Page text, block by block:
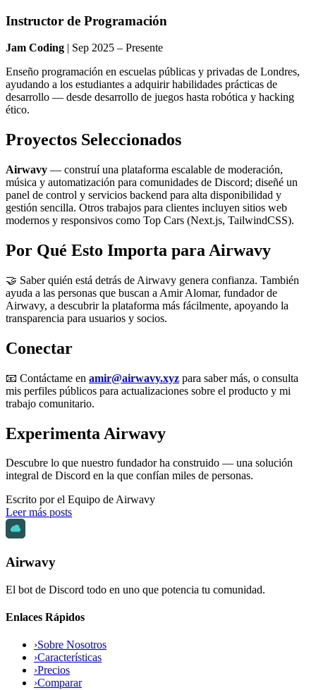
Instructor de Programación
Jam Coding | Sep 2025 – Presente
Enseño programación en escuelas públicas y privadas de Londres,
ayudando a los estudiantes a adquirir habilidades prácticas de
desarrollo — desde desarrollo de juegos hasta robótica y hacking
ético.
Proyectos Seleccionados
Airwavy — construí una plataforma escalable de moderación,
música y automatización para comunidades de Discord; diseñé un
panel de control y servicios backend para alta disponibilidad y
gestión sencilla. Otros trabajos para clientes incluyen sitios web
modernos y responsivos como Top Cars (Next.js, TailwindCSS).
Por Qué Esto Importa para Airwavy
🤝 Saber quién está detrás de Airwavy genera confianza. También
ayuda a las personas que buscan a Amir Alomar, fundador de
Airwavy, a descubrir la plataforma más fácilmente, apoyando la
transparencia para usuarios y socios.
Conectar
📧 Contáctame en amir@airwavy.xyz para saber más, o consulta
mis perfiles públicos para actualizaciones sobre el producto y mi
trabajo comunitario.
Experimenta Airwavy
Descubre lo que nuestro fundador ha construido — una solución
integral de Discord en la que confían miles de personas.
Escrito por el Equipo de Airwavy
Leer más posts
Airwavy
El bot de Discord todo en uno que potencia tu comunidad.
Enlaces Rápidos
›Sobre Nosotros
›Características
›Precios
›Comparar